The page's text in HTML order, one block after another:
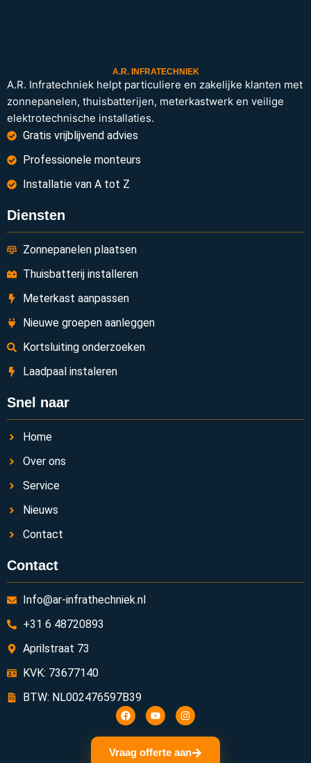
A.R. INFRATECHNIEK
A.R. Infratechniek helpt particuliere en zakelijke klanten met
zonnepanelen, thuisbatterijen, meterkastwerk en veilige
elektrotechnische installaties.
Gratis vrijblijvend advies
Professionele monteurs
Installatie van A tot Z
Diensten
Zonnepanelen plaatsen
Thuisbatterij installeren
Meterkast aanpassen
Nieuwe groepen aanleggen
Kortsluiting onderzoeken
Laadpaal instaleren
Snel naar
Home
Over ons
Service
Nieuws
Contact
Contact
Info@ar-infrathechniek.nl
+31 6 48720893
Aprilstraat 73
KVK: 73677140
BTW: NL002476597B39
Vraag offerte aan